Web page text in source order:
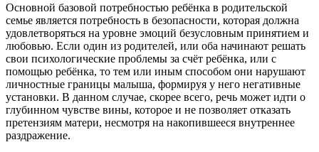
Основной базовой потребностью ребёнка в родительской
семье является потребность в безопасности, которая должна
удовлетворяться на уровне эмоций безусловным принятием и
любовью. Если один из родителей, или оба начинают решать
свои психологические проблемы за счёт ребёнка, или с
помощью ребёнка, то тем или иным способом они нарушают
личностные границы малыша, формируя у него негативные
установки. В данном случае, скорее всего, речь может идти о
глубинном чувстве вины, которое и не позволяет отказать
претензиям матери, несмотря на накопившееся внутреннее
раздражение.